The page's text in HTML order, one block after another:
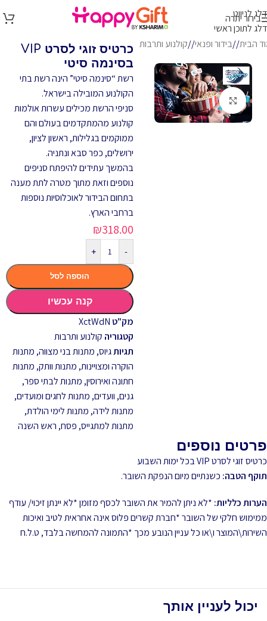
דלג לניווט
דלג לתוכן ראשי
בירור יתרה
הבית/ בידור ופנאי/ קולנוע ותרבות
לחץ להגדלה
כרטיס זוגי לסרט VIP
בסינמה סיטי
רשת “סינמה סיטי” הינה רשת בתי
הקולנוע המובילה בישראל.
סניפי הרשת מכילים עשרות אולמות
קולנוע מהמתקדמים בעולם והם
ממוקמים בגלילות, ראשון לציון,
ירושלים, כפר סבא ונתניה.
בהמשך עתידים להיפתח סניפים
נוספים וזאת מתוך מטרה לתת מענה
בתחום הבידור לאוכלוסיות נוספות
ברחבי הארץ.
₪318.00
-
+
הוספה לסל
קנה עכשיו
מק"טXctWdN
קטגוריה קולנוע ותרבות
תגיותגיוס, מתנות בני מצווה, מתנות
הוקרה ומצויינות, מתנות וותק, מתנות
חתונה ואירוסין, מתנות לבתי ספר,
גנים, וועדים, מתנות לחגים ומועדים,
מתנות לידה, מתנות לימי הולדת,
מתנות למתגייס, פסח, ראש השנה
פרטים נוספים
כרטיס זוגי לסרט VIP בכל ימות השבוע
תוקף הטבה: כשנתיים מיום הנפקת השובר.
הערות כלליות: *לא ניתן להמיר את השובר לכסף מזומן *לא יינתן זיכוי/ עודף
ממימוש חלקי של השובר *חברת קשרים פלוס אינה אחראית לטיב ואיכות
השירות\המוצר ו\או כל עניין הנובע מכך *התמונה להמחשה בלבד, ט.ל.ח
יכול לעניין אותך